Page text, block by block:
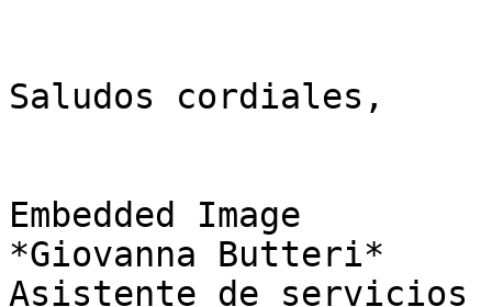
Saludos cordiales,
Embedded Image
*Giovanna Butteri*
Asistente de servicios